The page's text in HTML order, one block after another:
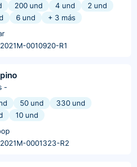
200 und 4 und
2 und
6 und + 3 más
0010920-R1
-
50 und
330 und
10 und
0001323-R2